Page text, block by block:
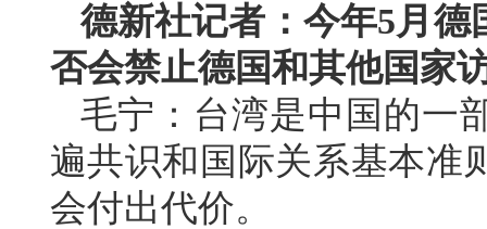
德新社记者：今年5月
否会禁止德国和其他国家
毛宁：台湾是中国的一
遍共识和国际关系基本准
会付出代价。